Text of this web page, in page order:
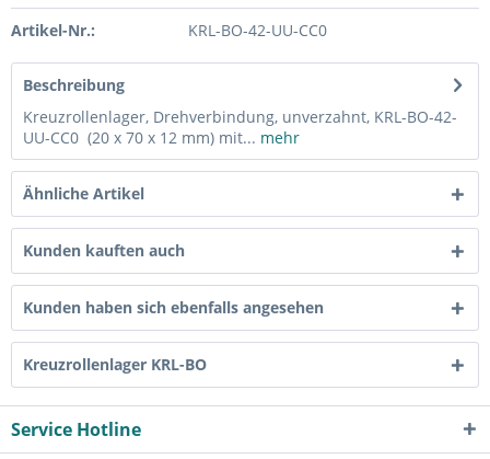
Artikel-Nr.: KRL-BO-42-UU-CC0
Beschreibung
Kreuzrollenlager, Drehverbindung, unverzahnt, KRL-BO-42-
UU-CC0 (20 x 70 x 12 mm) mit... mehr
Ähnliche Artikel
Kunden kauften auch
Kunden haben sich ebenfalls angesehen
Kreuzrollenlager KRL-BO
Service Hotline